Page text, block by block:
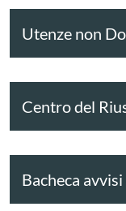
Utenze non
Centro del
Bacheca